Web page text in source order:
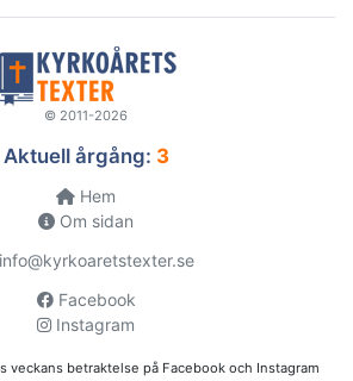
© 2011-2026
Aktuell årgång: 3
Hem
Om sidan
info@kyrkoaretstexter.se
Facebook
Instagram
veckans betraktelse på Facebook och Instagram